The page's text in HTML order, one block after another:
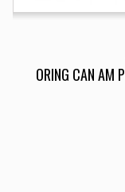
ORING CAN AM